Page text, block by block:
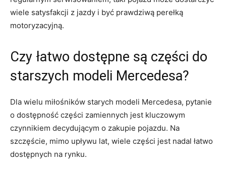
wiele satysfakcji z jazdy i być prawdziwą perełką
motoryzacyjną.
Czy łatwo dostępne⁢ są części do
starszych modeli Mercedesa?
Dla wielu ⁣miłośników starych‌ modeli Mercedesa, pytanie
o dostępność⁤ części zamiennych jest kluczowym
czynnikiem​ decydującym ‌o zakupie‍ pojazdu.‍ Na ​
szczęście, mimo upływu lat, wiele części jest nadal łatwo
dostępnych na rynku.